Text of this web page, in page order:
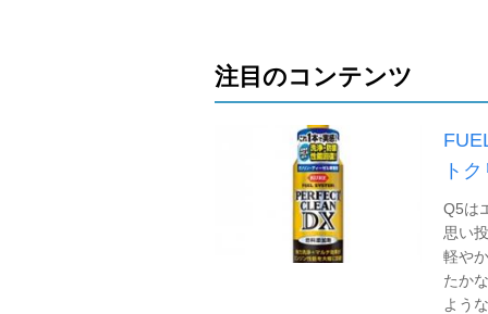
注目のコンテンツ
ト
Q5は
思い
軽や
たか
よう